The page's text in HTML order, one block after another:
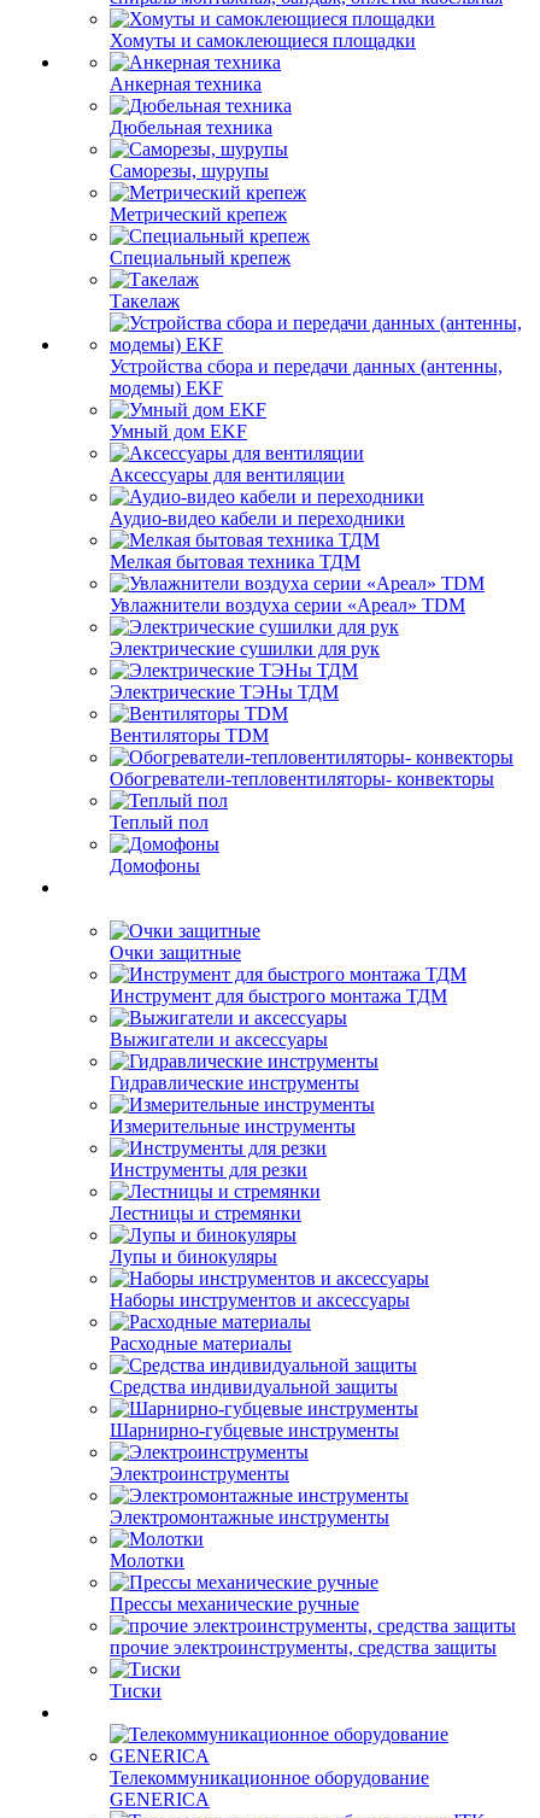
Хомуты и самоклеющиеся площадки
Анкерная техника
Дюбельная техника
Саморезы, шурупы
Метрический крепеж
Специальный крепеж
Такелаж
Устройства сбора и передачи данных (антенны,
модемы) EKF
Умный дом EKF
Аксессуары для вентиляции
Аудио-видео кабели и переходники
Мелкая бытовая техника ТДМ
Увлажнители воздуха серии «Ареал» TDM
Электрические сушилки для рук
Электрические ТЭНы ТДМ
Вентиляторы TDM
Обогреватели-тепловентиляторы- конвекторы
Теплый пол
Домофоны
Очки защитные
Инструмент для быстрого монтажа ТДМ
Выжигатели и аксессуары
Гидравлические инструменты
Измерительные инструменты
Инструменты для резки
Лестницы и стремянки
Лупы и бинокуляры
Наборы инструментов и аксессуары
Расходные материалы
Средства индивидуальной защиты
Шарнирно-губцевые инструменты
Электроинструменты
Электромонтажные инструменты
Молотки
Прессы механические ручные
прочие электроинструменты, средства защиты
Тиски
Телекоммуникационное оборудование
GENERICA